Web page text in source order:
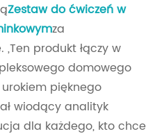
Zestaw do ćwiczeń w
za
produkt łączy w
domowego
pięknego
wiodący analityk
dla każdego, kto chce